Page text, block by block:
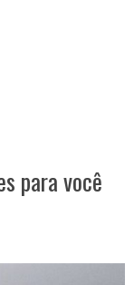
para você